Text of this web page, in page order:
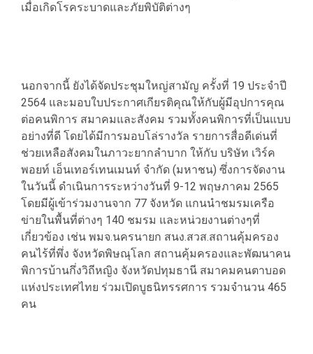
เมื่อเกิดโรคระบาดและภัยพิบัติต่างๆ
นอกจากนี้ ยังได้จัดประชุมใหญ่สามัญ ครั้งที่ 19 ประจำปี
2564 และมอบใบประกาศเกียรติคุณให้กับผู้มีอุปการคุณ
ต่อคนพิการ สมาคมและสังคม รวมทั้งคนพิการที่เป็นแบบ
อย่างที่ดี โดยได้มีการมอบโล่รางวัล รายการสื่อดีเด่นที่
ช่วยเหลือสังคมในภาวะยากลำบาก ให้กับ บริษัท เวิร์ค
พอยท์ เอ็นเทอร์เทนเมนท์ จำกัด (มหาชน) ซึ่งการจัดงาน
ในวันนี้ ดำเนินการระหว่างวันที่ 9-12 พฤษภาคม 2565
โดยมีผู้เข้าร่วมงานจาก 77 จังหวัด แกนนำชมรมเครือ
ข่ายในพื้นที่ต่างๆ 140 ชมรม และหน่วยงานต่างๆที่
เกี่ยวข้อง เช่น พมจ.นครนายก สนง.สวส.สถานคุ้มครอง
คนไร้ที่พึ่ง จังหวัดพิษณุโลก สถานคุ้มครองและพัฒนาคน
พิการบ้านกึ่งวิถีหญิง จังหวัดปทุมธานี สมาคมคนตาบอด
แห่งประเทศไทย ร่วมเปิดบูธนิทรรศการ รวมจำนวน 465
คน